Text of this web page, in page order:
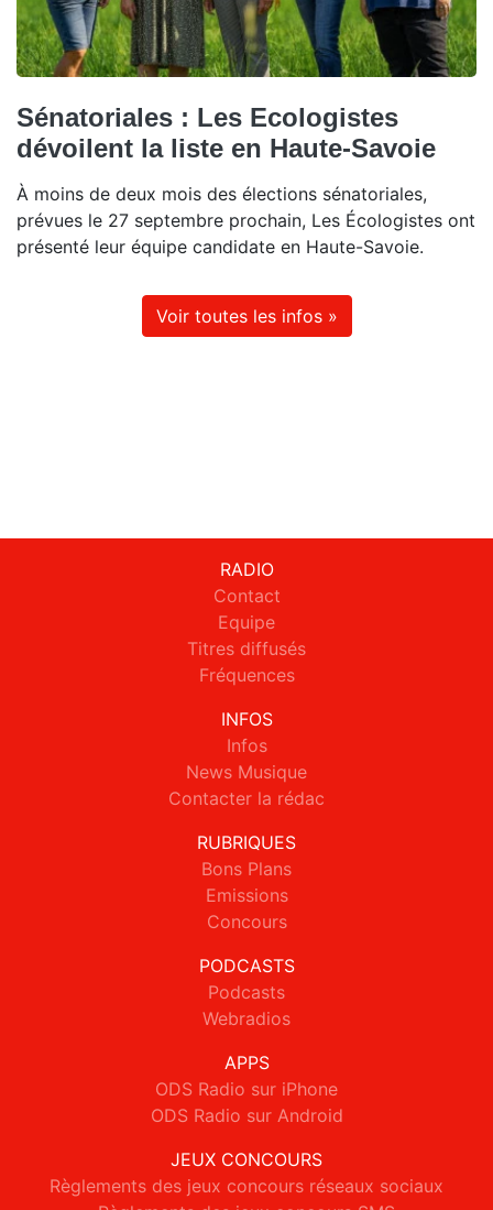
Sénatoriales : Les Ecologistes
dévoilent la liste en Haute-Savoie
À moins de deux mois des élections sénatoriales,
prévues le 27 septembre prochain, Les Écologistes ont
présenté leur équipe candidate en Haute-Savoie.
Voir toutes les infos »
RADIO
Contact
Equipe
Titres diffusés
Fréquences
INFOS
Infos
News Musique
Contacter la rédac
RUBRIQUES
Bons Plans
Emissions
Concours
PODCASTS
Podcasts
Webradios
APPS
ODS Radio sur iPhone
ODS Radio sur Android
JEUX CONCOURS
Règlements des jeux concours réseaux sociaux